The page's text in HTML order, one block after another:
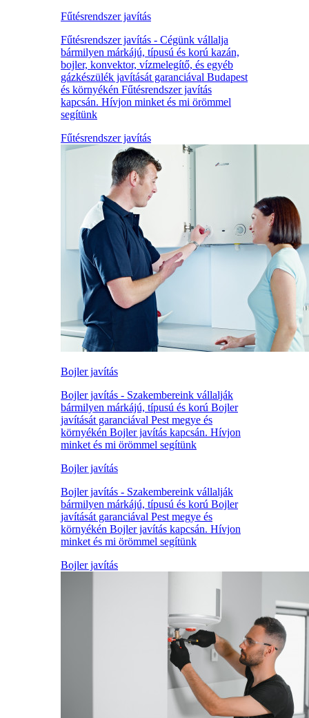
Fűtésrendszer javítás
Fűtésrendszer javítás - Cégünk vállalja
bármilyen márkájú, típusú és korú kazán,
bojler, konvektor, vízmelegítő, és egyéb
gázkészülék javítását garanciával Budapest
és környékén Fűtésrendszer javítás
kapcsán. Hívjon minket és mi örömmel
segítünk
Fűtésrendszer javítás
Bojler javítás
Bojler javítás - Szakembereink vállalják
bármilyen márkájú, típusú és korú Bojler
javítását garanciával Pest megye és
környékén Bojler javítás kapcsán. Hívjon
minket és mi örömmel segítünk
Bojler javítás
Bojler javítás - Szakembereink vállalják
bármilyen márkájú, típusú és korú Bojler
javítását garanciával Pest megye és
környékén Bojler javítás kapcsán. Hívjon
minket és mi örömmel segítünk
Bojler javítás